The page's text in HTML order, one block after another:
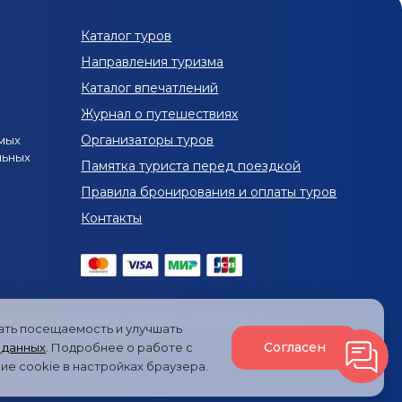
посещаемость и улучшать
. Подробнее о работе с
cookie в настройках браузера.
Согласен
край
край на 3 дня
Весенние туры в Краснодарский край
Туры в Краснодарский край в апреле
Туры в Краснодарский край в декабре
край из Нижнего Новгорода
в Краснодаре
в Краснодаре Туры в Краснодар из Москвы
Каталог туров
Направления туризма
Каталог впечатлений
Журнал о путешествиях
Организаторы туров
Памятка туриста перед поездкой
Правила бронирования и оплаты туров
Контакты